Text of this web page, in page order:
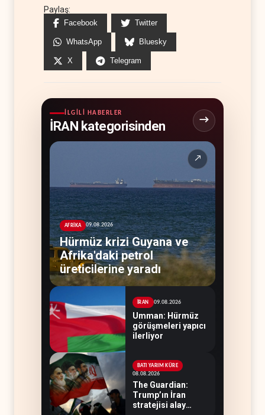
Paylaş:
Facebook Twitter
WhatsApp Bluesky
X Telegram
İLGILI HABERLER
İRAN kategorisinden
↗
AFRİKA 09.08.2026
Hürmüz krizi Guyana ve
Afrika'daki petrol
üreticilerine yaradı
İRAN 09.08.2026
Umman: Hürmüz
görüşmeleri yapıcı
ilerliyor
BATI YARIM KÜRE
08.08.2026
The Guardian:
Trump’ın İran
stratejisi alay